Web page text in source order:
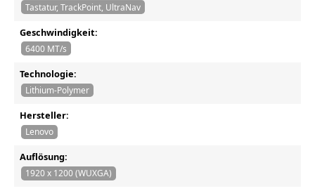
Tastatur, TrackPoint, UltraNav
Geschwindigkeit:
6400 MT/s
Technologie:
Lithium-Polymer
Hersteller:
Lenovo
Auflösung:
1920 x 1200 (WUXGA)